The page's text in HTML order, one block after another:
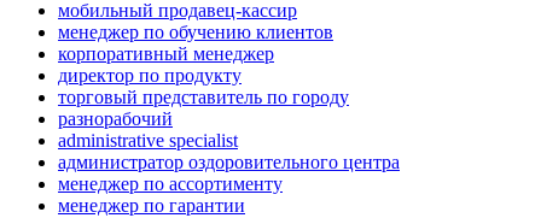
мобильный продавец-кассир
менеджер по обучению клиентов
корпоративный менеджер
директор по продукту
торговый представитель по городу
разнорабочий
administrative specialist
администратор оздоровительного центра
менеджер по ассортименту
менеджер по гарантии